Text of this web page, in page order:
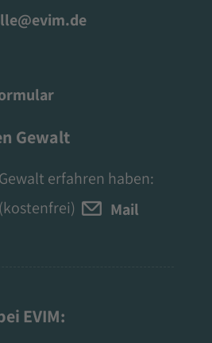
Gewalt
erfahren haben:
(kostenfrei) Mail
EVIM: